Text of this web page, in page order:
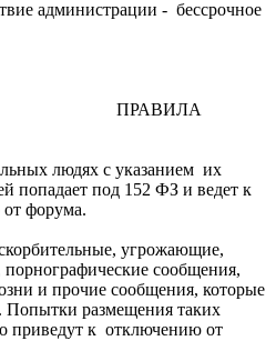
администрации - бессрочное
людях с указанием их
попадает под 152 ФЗ и ведет к
форума.
угрожающие,
сообщения,
и прочие сообщения, которые
размещения таких
приведут к отключению от